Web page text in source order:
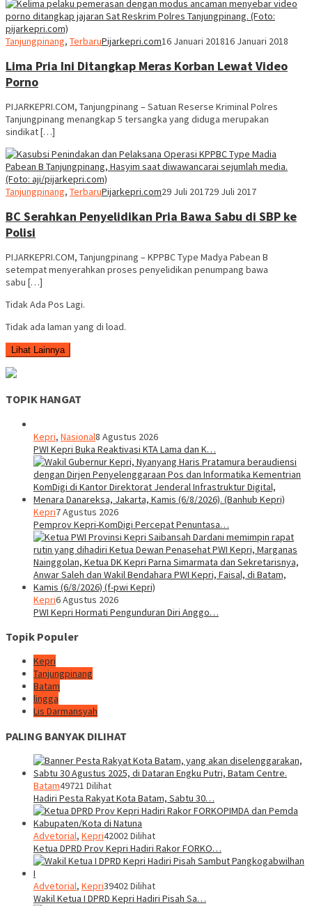
Tanjungpinang, TerbaruPijarkepri.com16 Januari 201816 Januari 2018
Lima Pria Ini Ditangkap Meras Korban Lewat Video
Porno
PIJARKEPRI.COM, Tanjungpinang – Satuan Reserse Kriminal Polres
Tanjungpinang menangkap 5 tersangka yang diduga merupakan
sindikat […]
Tanjungpinang, TerbaruPijarkepri.com29 Juli 201729 Juli 2017
BC Serahkan Penyelidikan Pria Bawa Sabu di SBP ke
Polisi
PIJARKEPRI.COM, Tanjungpinang – KPPBC Type Madya Pabean B
setempat menyerahkan proses penyelidikan penumpang bawa
sabu […]
Tidak Ada Pos Lagi.
Tidak ada laman yang di load.
Lihat Lainnya
TOPIK HANGAT
Kepri, Nasional8 Agustus 2026
PWI Kepri Buka Reaktivasi KTA Lama dan K…
Kepri7 Agustus 2026
Pemprov Kepri-KomDigi Percepat Penuntasa…
Kepri6 Agustus 2026
PWI Kepri Hormati Pengunduran Diri Anggo…
Topik Populer
Kepri
Tanjungpinang
Batam
lingga
Lis Darmansyah
PALING BANYAK DILIHAT
Batam49721 Dilihat
Hadiri Pesta Rakyat Kota Batam, Sabtu 30…
Advetorial, Kepri42002 Dilihat
Ketua DPRD Prov Kepri Hadiri Rakor FORKO…
Advetorial, Kepri39402 Dilihat
Wakil Ketua I DPRD Kepri Hadiri Pisah Sa…